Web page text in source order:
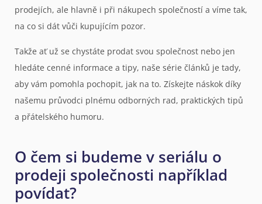
prodejích, ale hlavně i při nákupech společností a víme tak,
na co si dát vůči kupujícím pozor.
Takže ať už se chystáte prodat svou společnost nebo jen
hledáte cenné informace a tipy, naše série článků je tady,
aby vám pomohla pochopit, jak na to. Získejte náskok díky
našemu průvodci plnému odborných rad, praktických tipů
a přátelského humoru.
O čem si budeme v seriálu o
prodeji společnosti například
povídat?